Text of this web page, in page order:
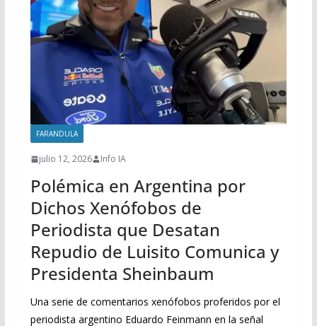
FARANDULA
julio 12, 2026 Info IA
Polémica en Argentina por
Dichos Xenófobos de
Periodista que Desatan
Repudio de Luisito Comunica y
Presidenta Sheinbaum
Una serie de comentarios xenófobos proferidos por el
periodista argentino Eduardo Feinmann en la señal